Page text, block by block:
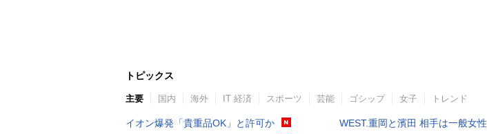
トピックス
主要 国内 海外 IT 経済 スポーツ 芸能 ゴシップ 女子 トレンド
イオン爆発「貴重品OK」と許可か
WEST.重岡と濱田 相手は一般女性